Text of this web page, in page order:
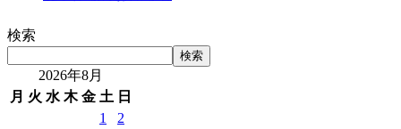
検索
検索
2026年8月
月 火 水 木 金 土 日
1
2